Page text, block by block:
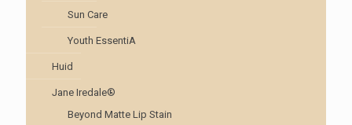
Sun Care
Youth EssentiA
Huid
Jane Iredale®
Beyond Matte Lip Stain